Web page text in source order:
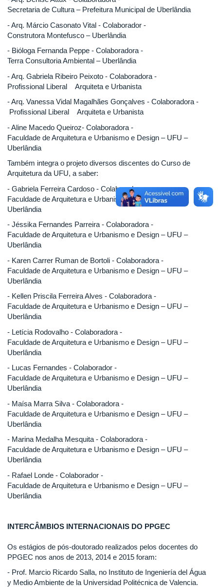
Secretaria de Cultura – Prefeitura Municipal de Uberlândia
- Arq. Márcio Casonato Vital - Colaborador -
Construtora Montefusco – Uberlândia
- Bióloga Fernanda Peppe - Colaboradora -
Terra Consultoria Ambiental – Uberlândia
- Arq. Gabriela Ribeiro Peixoto - Colaboradora -
Profissional Liberal Arquiteta e Urbanista
- Arq. Vanessa Vidal Magalhães Gonçalves - Colaboradora -
Profissional Liberal Arquiteta e Urbanista
- Aline Macedo Queiroz- Colaboradora -
Faculdade de Arquitetura e Urbanismo e Design – UFU –
Uberlândia
Também integra o projeto diversos discentes do Curso de
Arquitetura da UFU, a saber:
- Gabriela Ferreira Cardoso - Colaboradora -
Faculdade de Arquitetura e Urbanismo e Design – UFU –
Uberlândia
- Jéssika Fernandes Parreira - Colaboradora -
Faculdade de Arquitetura e Urbanismo e Design – UFU –
Uberlândia
- Karen Carrer Ruman de Bortoli - Colaboradora -
Faculdade de Arquitetura e Urbanismo e Design – UFU –
Uberlândia
- Kellen Priscila Ferreira Alves - Colaboradora -
Faculdade de Arquitetura e Urbanismo e Design – UFU –
Uberlândia
- Letícia Rodovalho - Colaboradora -
Faculdade de Arquitetura e Urbanismo e Design – UFU –
Uberlândia
- Lucas Fernandes - Colaborador -
Faculdade de Arquitetura e Urbanismo e Design – UFU –
Uberlândia
- Maísa Marra Silva - Colaboradora -
Faculdade de Arquitetura e Urbanismo e Design – UFU –
Uberlândia
- Marina Medalha Mesquita - Colaboradora -
Faculdade de Arquitetura e Urbanismo e Design – UFU –
Uberlândia
- Rafael Londe - Colaborador -
Faculdade de Arquitetura e Urbanismo e Design – UFU –
Uberlândia
INTERCÂMBIOS INTERNACIONAIS DO PPGEC
Os estágios de pós-doutorado realizados pelos docentes do
PPGEC nos anos de 2013, 2014 e 2015 foram:
- Prof. Marcio Ricardo Salla, no Instituto de Ingeniería del Água
y Medio Ambiente de la Universidad Politécnica de Valencia.